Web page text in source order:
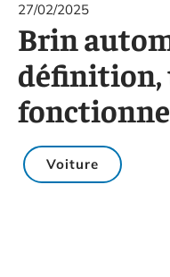
27/02/2025
Brin
Voiture